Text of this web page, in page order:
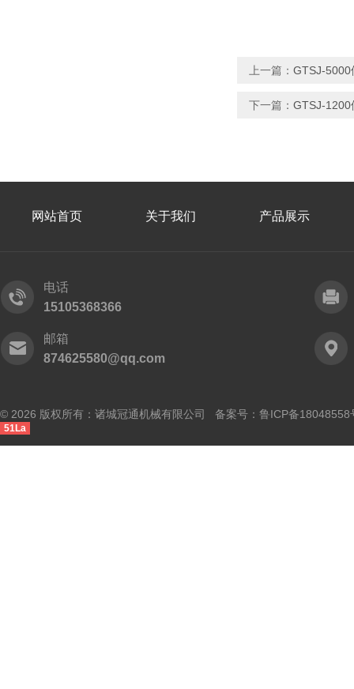
上一篇： GTSJ-5000
下一篇： GTSJ-1200
网站首页 关于我们 产品展示
电话
15105368366
邮箱
874625580@qq.com
© 2026 版权所有：诸城冠通机械有限公司 备案号： 鲁ICP备18048558
51La